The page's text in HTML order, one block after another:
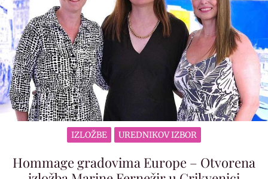
IZLOŽBE UREDNIKOV IZBOR
Hommage gradovima Europe – Otvorena